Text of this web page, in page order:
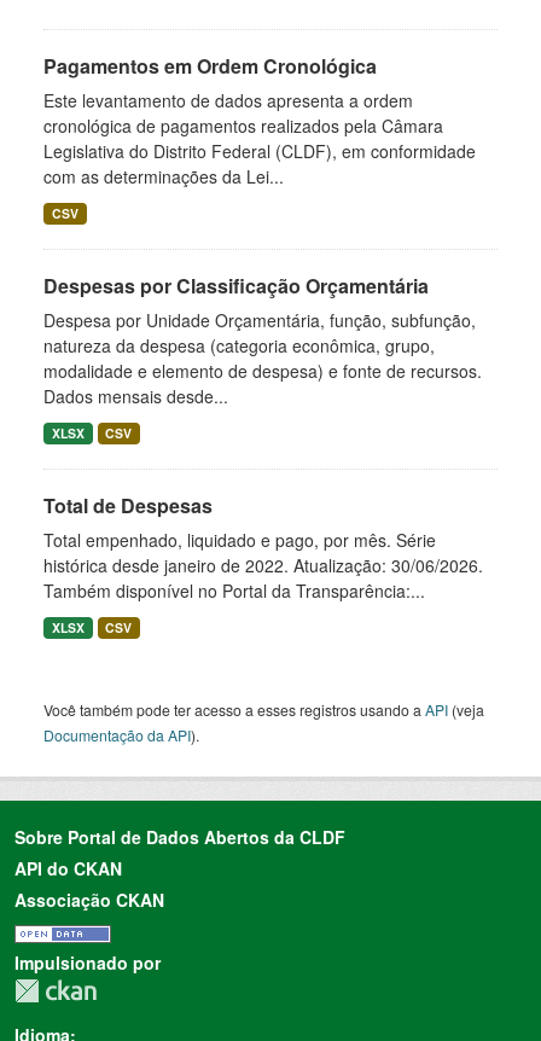
Pagamentos em Ordem Cronológica
Este levantamento de dados apresenta a ordem
cronológica de pagamentos realizados pela Câmara
Legislativa do Distrito Federal (CLDF), em conformidade
com as determinações da Lei...
CSV
Despesas por Classificação Orçamentária
Despesa por Unidade Orçamentária, função, subfunção,
natureza da despesa (categoria econômica, grupo,
modalidade e elemento de despesa) e fonte de recursos.
Dados mensais desde...
XLSX CSV
Total de Despesas
Total empenhado, liquidado e pago, por mês. Série
histórica desde janeiro de 2022. Atualização: 30/06/2026.
Também disponível no Portal da Transparência:...
XLSX CSV
Você também pode ter acesso a esses registros usando a API (veja
Documentação da API).
Sobre Portal de Dados Abertos da CLDF
API do CKAN
Associação CKAN
Impulsionado por
Idioma